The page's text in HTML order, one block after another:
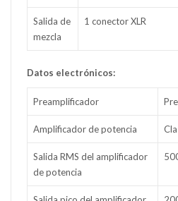
Salida de
mezcla
1 conector XLR
Datos electrónicos:
Preamplificador
Amplificador de potencia
Salida RMS del amplificador
de potencia